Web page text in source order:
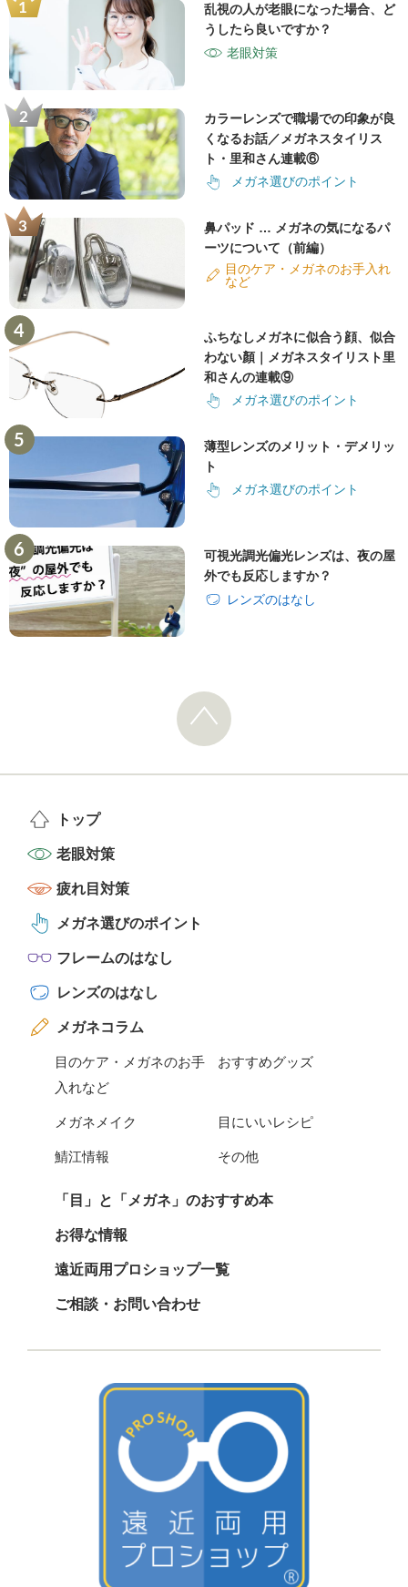
乱視の人が老眼になった場合、ど
うしたら良いですか？
老眼対策
カラーレンズで職場での印象が良
くなるお話／メガネスタイリス
ト・里和さん連載⑥
メガネ選びのポイント
鼻パッド … メガネの気になるパ
ーツについて（前編）
目のケア・メガネのお手入れ
など
ふちなしメガネに似合う顔、似合
わない顏｜メガネスタイリスト里
和さんの連載⑨
メガネ選びのポイント
薄型レンズのメリット・デメリッ
ト
メガネ選びのポイント
可視光調光偏光レンズは、夜の屋
外でも反応しますか？
レンズのはなし
トップ
老眼対策
疲れ目対策
メガネ選びのポイント
フレームのはなし
レンズのはなし
メガネコラム
目のケア・メガネのお手
入れなど
おすすめグッズ
メガネメイク 目にいいレシピ
鯖江情報 その他
「目」と「メガネ」のおすすめ本
お得な情報
遠近両用プロショップ一覧
ご相談・お問い合わせ